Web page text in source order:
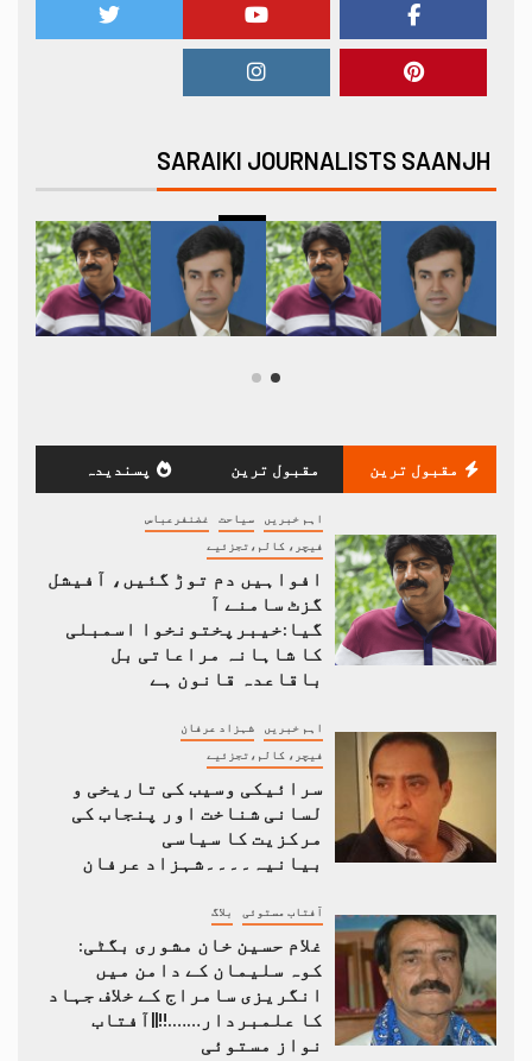
SARAIKI JOURNALISTS SAANJH
مقبول ترین مقبول ترین پسندیدہ
اہم خبریں سیاحت غضنفرعباس
فیچر، کالم،تجزئیے
افواہیں دم توڑ گئیں، آفیشل
گزٹ سامنے آ
گیا:خیبرپختونخوا اسمبلی
کا شاہانہ مراعاتی بل
باقاعدہ قانون ہے
اہم خبریں شہزاد عرفان
فیچر، کالم،تجزئیے
سرائیکی وسیب کی تاریخی و
لسانی شناخت اور پنجاب کی
مرکزیت کا سیاسی
بیانیہ۔۔۔۔شہزاد عرفان
آفتاب مستوئی بلاگ
غلام حسین خان مشوری بگٹی:
کوہ سلیمان کے دامن میں
انگریزی سامراج کے خلاف جہاد
کا علمبردار…….!!||آفتاب
نواز مستوئی